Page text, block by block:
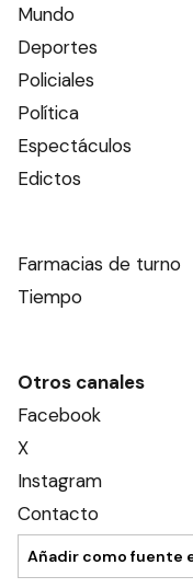
Mundo
Deportes
Policiales
Política
Espectáculos
Edictos
Farmacias de turno
Tiempo
Otros canales
Facebook
X
Instagram
Contacto
Añadir como fuente